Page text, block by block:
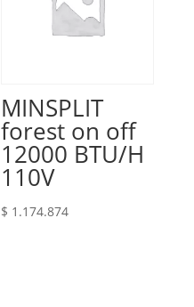
MINSPLIT
forest on off
12000 BTU/H
110V
$ 1.174.874